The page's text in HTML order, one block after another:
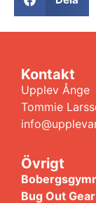
Kontakt
Upplev Ånge
Tommie
Övrigt
Bug Out Gear